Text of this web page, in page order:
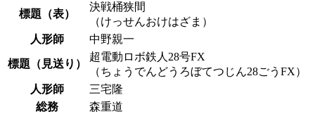
標題（表）
決戦桶狭間
（けっせんおけはざま）
人形師
中野親一
標題（見送り）
超電動ロボ鉄人28号FX
（ちょうでんどうろぼてつじん28ごうFX）
人形師
三宅隆
総務
森重道